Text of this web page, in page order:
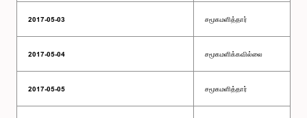
2017-05-03 சமூகமளித்தார்
2017-05-04 சமூகமளிக்கவில்லை
2017-05-05 சமூகமளித்தார்